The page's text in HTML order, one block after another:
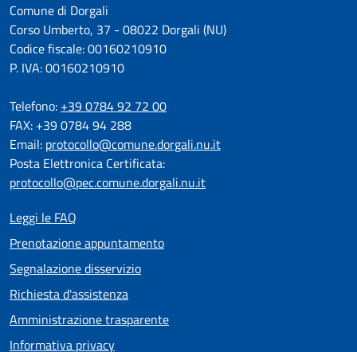
Comune di Dorgali
Corso Umberto, 37 - 08022 Dorgali (NU)
Codice fiscale: 00160210910
P. IVA: 00160210910
Telefono: +39 0784 92 72 00
FAX: +39 0784 94 288
Email: protocollo@comune.dorgali.nu.it
Posta Elettronica Certificata:
protocollo@pec.comune.dorgali.nu.it
Leggi le FAQ
Prenotazione appuntamento
Segnalazione disservizio
Richiesta d'assistenza
Amministrazione trasparente
Informativa privacy